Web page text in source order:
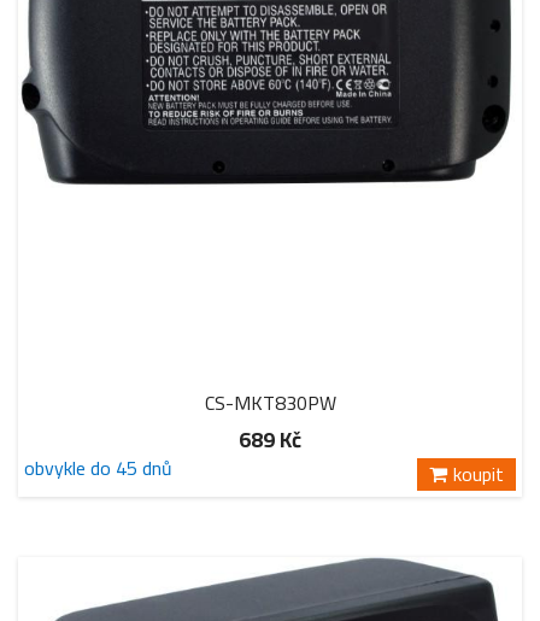
CS-MKT830PW
689 Kč
obvykle do 45 dnů koupit